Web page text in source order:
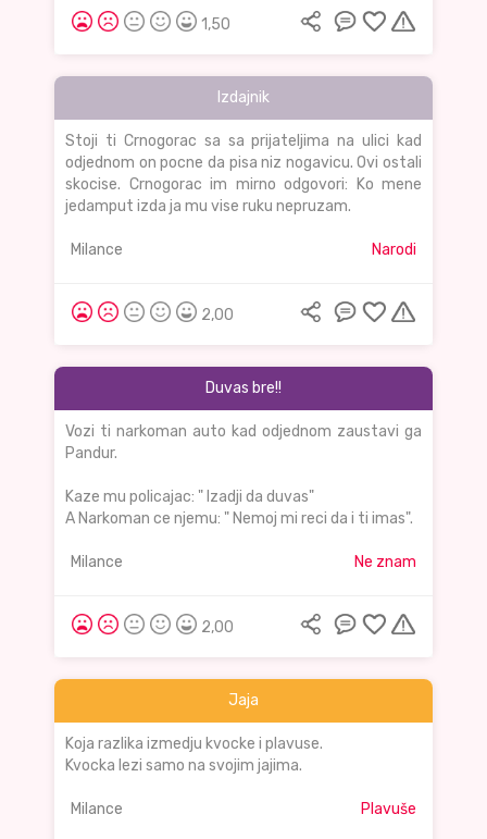
1,50
Izdajnik
Stoji ti Crnogorac sa sa prijateljima na ulici kad
odjednom on pocne da pisa niz nogavicu. Ovi ostali
skocise. Crnogorac im mirno odgovori: Ko mene
jedamput izda ja mu vise ruku nepruzam.
Milance Narodi
2,00
Duvas bre!!
Vozi ti narkoman auto kad odjednom zaustavi ga
Pandur.
Kaze mu policajac: " Izadji da duvas"
A Narkoman ce njemu: " Nemoj mi reci da i ti imas".
Milance Ne znam
2,00
Jaja
Koja razlika izmedju kvocke i plavuse.
Kvocka lezi samo na svojim jajima.
Milance Plavuše